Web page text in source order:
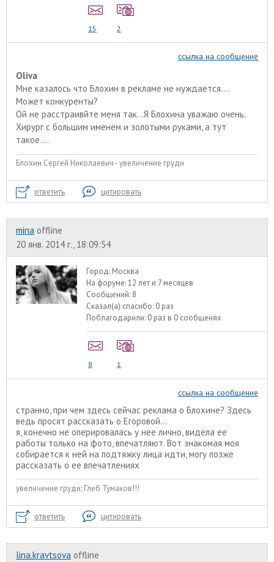
15 2
ссылка на сообщение
Oliva
Мне казалось что Блохин в рекламе не нуждается....
Может конкуренты?
Ой не расстраивйте меня так...Я Блохина уважаю очень.
Хирург с большим именем и золотыми руками, а тут
такое....
Блохин Сергей Николаевич - увеличение груди
ответить цитировать
mina offline
20 янв. 2014 г., 18:09:54
Город: Москва
На форуме:12 лет и 7 месяцев
Сообщений: 8
Сказал(а) спасибо: 0 раз
Поблагодарили: 0 раз в 0 сообщенях
8 1
ссылка на сообщение
странно, при чем здесь сейчас реклама о Блохине? Здесь
ведь просят рассказать о Егоровой...
я, конечно не оперировалась у нее лично, видела ее
работы только на фото, впечатляют. Вот знакомая моя
собирается к ней на подтяжку лица идти, могу позже
рассказать о ее впечатлениях
увеличение груди; Глеб Тумаков!!!
ответить цитировать
lina.kravtsova offline